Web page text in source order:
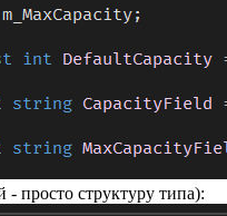
- просто структуру типа):